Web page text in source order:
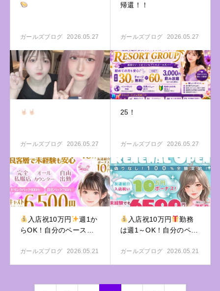
ガールズブログ 2026.05.27
帰還！！
ガールズブログ 2026.05.27
ガールズブログ 2026.05.27
25！
ガールズブログ 2026.05.27
入店祝10万円
週1か
らOK！自分のペースで
ガールズブログ 2026.05.21
入店祝10万円
勤務
は週1～OK！自分のペー
ガールズブログ 2026.05.21